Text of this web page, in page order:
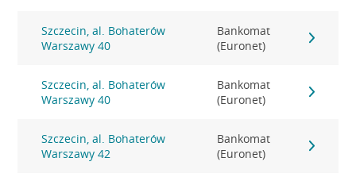
Szczecin, al. Bohaterów
Warszawy 40
Bankomat
(Euronet)
Szczecin, al. Bohaterów
Warszawy 40
Bankomat
(Euronet)
Szczecin, al. Bohaterów
Warszawy 42
Bankomat
(Euronet)